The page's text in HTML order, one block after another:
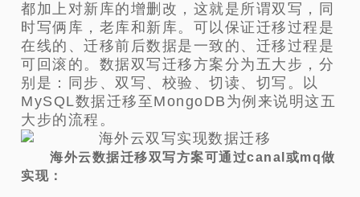
都加上对新库的增删改，这就是所谓双写，同
时写俩库，老库和新库。可以保证迁移过程是
在线的、迁移前后数据是一致的、迁移过程是
可回滚的。数据双写迁移方案分为五大步，分
别是：同步、双写、校验、切读、切写。以
MySQL数据迁移至MongoDB为例来说明这五
大步的流程。
海外云数据迁移双写方案可通过canal或mq做
实现：